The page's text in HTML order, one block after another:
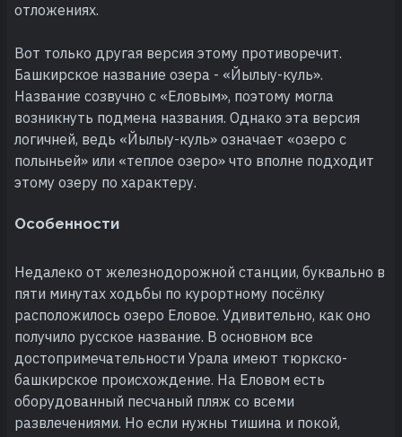
отложениях.
Вот только другая версия этому противоречит.
Башкирское название озера - «Йылыу-куль».
Название созвучно с «Еловым», поэтому могла
возникнуть подмена названия. Однако эта версия
логичней, ведь «Йылыу-куль» означает «озеро с
полыньей» или «теплое озеро» что вполне подходит
этому озеру по характеру.
Особенности
Недалеко от железнодорожной станции, буквально в
пяти минутах ходьбы по курортному посёлку
расположилось озеро Еловое. Удивительно, как оно
получило русское название. В основном все
достопримечательности Урала имеют тюркско-
башкирское происхождение. На Еловом есть
оборудованный песчаный пляж со всеми
развлечениями. Но если нужны тишина и покой,